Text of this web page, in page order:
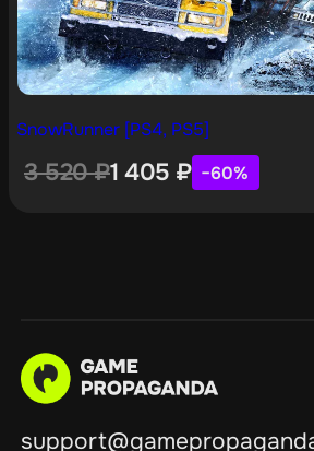
SnowRunner [PS4, PS5]
3 520₽1 405 ₽ −60%